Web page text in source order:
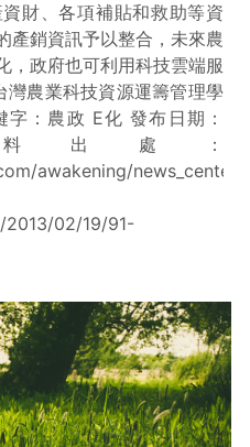
財、各項補貼和救助等資
產銷資訊予以整合，未來農
，政府也可利用科技雲端服
awakening/news_center/
02/19/91-